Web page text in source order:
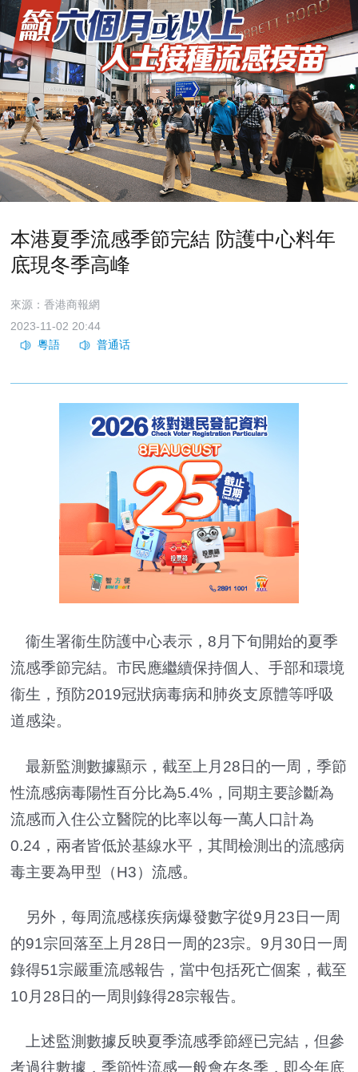
本港夏季流感季節完結 防護中心料年
底現冬季高峰
來源：香港商報網
2023-11-02 20:44
衞生署衞生防護中心表示，8月下旬開始的夏季
流感季節完結。市民應繼續保持個人、手部和環境
衞生，預防2019冠狀病毒病和肺炎支原體等呼吸
道感染。
最新監測數據顯示，截至上月28日的一周，季節
性流感病毒陽性百分比為5.4%，同期主要診斷為
流感而入住公立醫院的比率以每一萬人口計為
0.24，兩者皆低於基線水平，其間檢測出的流感病
毒主要為甲型（H3）流感。
另外，每周流感樣疾病爆發數字從9月23日一周
的91宗回落至上月28日一周的23宗。9月30日一周
錄得51宗嚴重流感報告，當中包括死亡個案，截至
10月28日的一周則錄得28宗報告。
上述監測數據反映夏季流感季節經已完結，但參
考過往數據，季節性流感一般會在冬季，即今年底